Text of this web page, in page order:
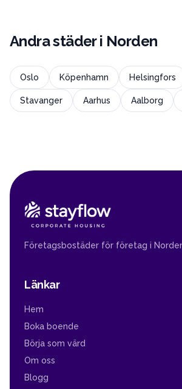
Andra städer i Norden
Oslo Köpenhamn Helsingfors
Stavanger Aarhus Aalborg
Företagsbostäder för företag i
Länkar
Hem
Boka boende
Börja som värd
Om oss
Blogg